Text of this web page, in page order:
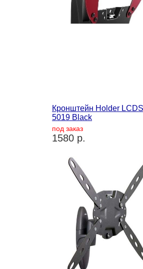
Кронштейн Holder
5019 Black
под заказ
1580 р.